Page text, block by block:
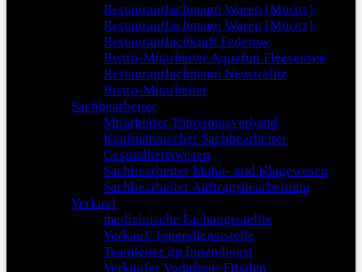
Restaurantfachmann Waren (Müritz)
Restaurantfachmann Waren (Müritz)
Restaurantfachkraft Federow
Bistro-Mitarbeiter Aquafun Fleesensee
Restaurantfachmann Neustrelitz
Bistro-Mitarbeiter
Sachbearbeiter
Mitarbeiter Tourismusverband
Kaufmännischer Sachbearbeiter
Gesundheitswesen
Sachbearbeiter Mahn- und Klagewesen
Sachbearbeiter Auftragsbearbeitung
Verkauf
medizinische Fachangestellte
Verkauf/ Innendienststelle
Teamleiter im Innendienst
Verkäufer Vodafone-Filialen